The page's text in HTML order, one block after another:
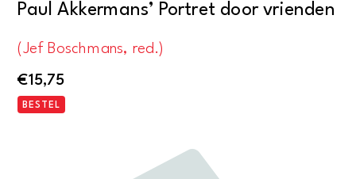
Paul Akkermans’ Portret door vrienden
(Jef Boschmans, red.)
€15,75
BESTEL